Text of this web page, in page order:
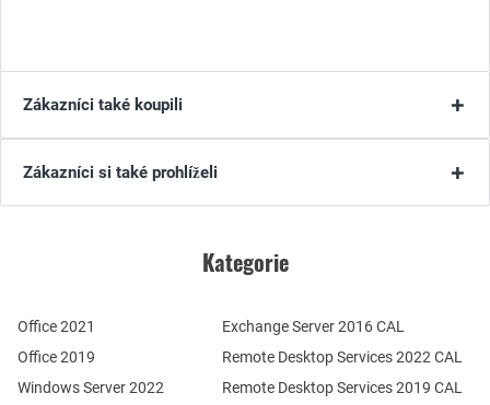
Zákazníci také koupili
Zákazníci si také prohlíželi
Kategorie
Office 2021
Office 2019
Windows Server 2022
Remote Desktop Services 2022 CAL
Remote Desktop Services 2019 CAL
Exchange Server 2016 CAL